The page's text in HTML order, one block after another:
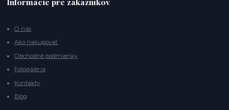
O nás
Ako nakupovať
Obchodné podmienky
Fotogaléria
Kontakty
Blog